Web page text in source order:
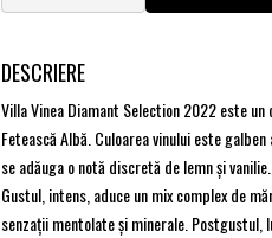
DESCRIERE
Villa Vinea Diamant Selection 2022 este
Fetească Albă. Culoarea vinului este
se adăuga o notă discretă de lemn şi
Gustul, intens, aduce un mix complex de
senzaţii mentolate şi minerale.